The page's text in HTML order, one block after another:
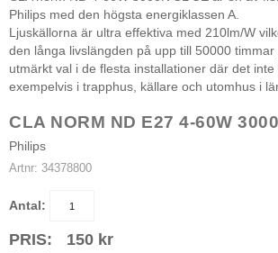
Philips med den högsta energiklassen A.
Ljuskällorna är ultra effektiva med 210lm/W
den långa livslängden på upp till 50000
utmärkt val i de flesta installationer där det
exempelvis i trapphus, källare och utomhus i
CLA NORM ND E27 4-60W
Philips
Artnr: 34378800
Antal:
PRIS: 150 kr